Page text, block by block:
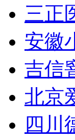
三正
安徽
吉信
北京
四川